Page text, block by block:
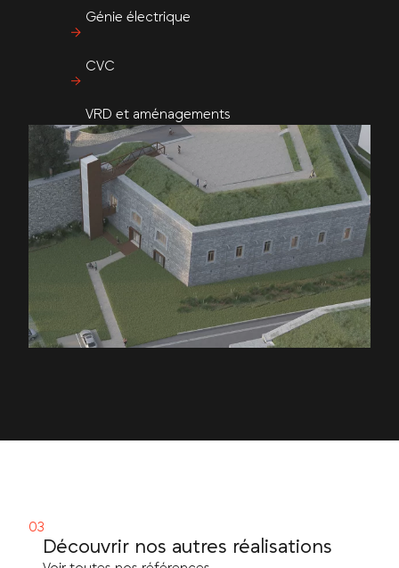
Génie électrique
CVC
VRD et aménagements
Découvrir nos autres réalisations